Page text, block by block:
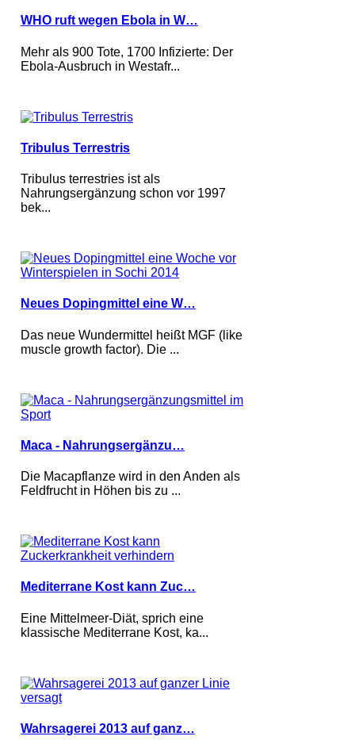
WHO ruft wegen Ebola in W…
Mehr als 900 Tote, 1700 Infizierte: Der
Ebola-Ausbruch in Westafr...
Tribulus Terrestris
Tribulus terrestries ist als
Nahrungsergänzung schon vor 1997
bek...
Neues Dopingmittel eine W…
Das neue Wundermittel heißt MGF (like
muscle growth factor). Die ...
Maca - Nahrungsergänzu…
Die Macapflanze wird in den Anden als
Feldfrucht in Höhen bis zu ...
Mediterrane Kost kann Zuc…
Eine Mittelmeer-Diät, sprich eine
klassische Mediterrane Kost, ka...
Wahrsagerei 2013 auf ganz…